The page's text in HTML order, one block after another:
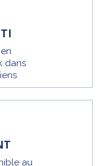
dans
au